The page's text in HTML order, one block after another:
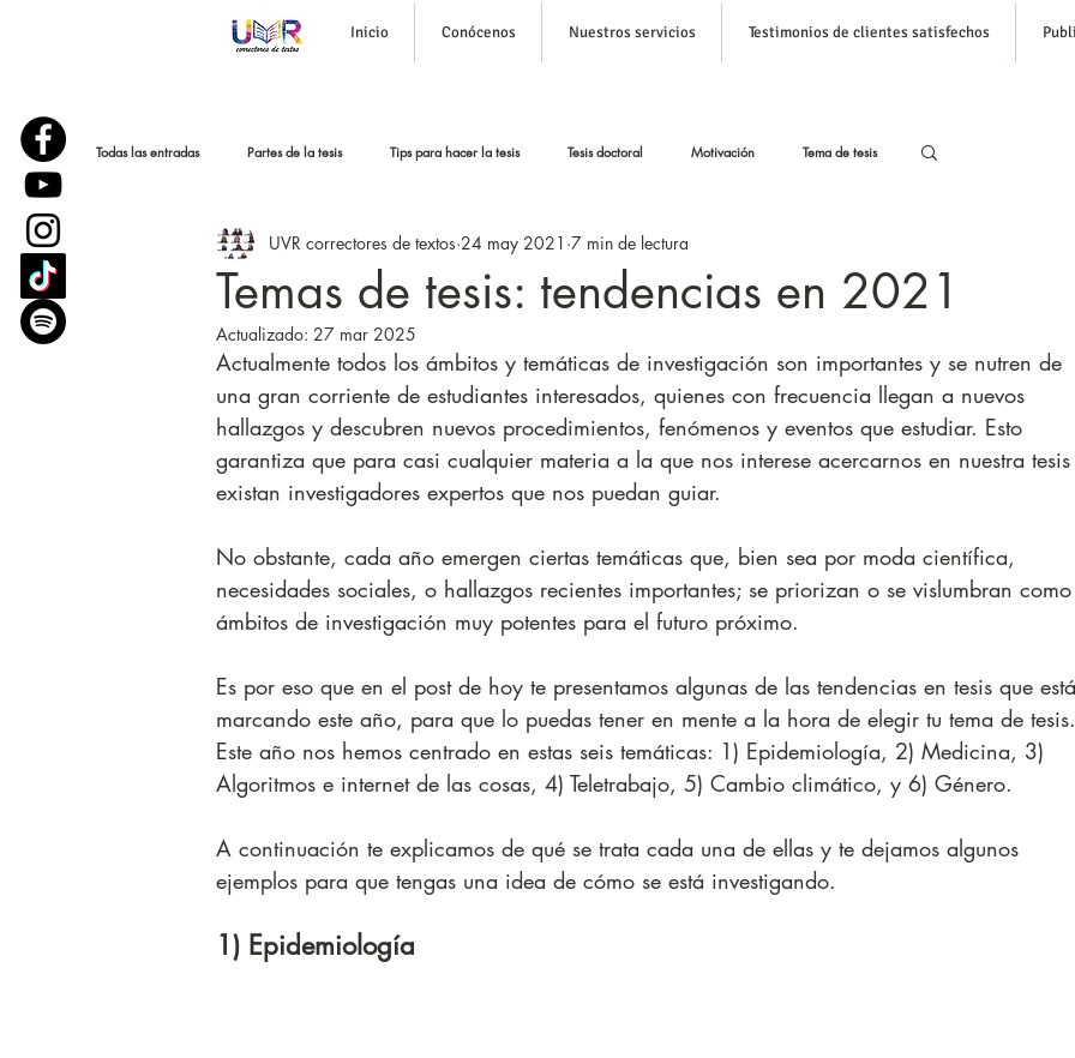
Inicio Conócenos Nuestros servicios Testimonios de clientes satisfechos
Todas las entradas Partes de la tesis Tips para hacer la tesis Tesis doctoral Motivación Tema de tesis
Corrección de estilo Historias reales Podcast para tesistas Tesis con Inteligencia Artificial
Parafraseo y bajar el plagio Sustentación o defensa de tesis
Temas de tesis: tendencias en 2021
UVR correctores de textos 24 may 2021 7 min de lectura
Actualizado: 27 mar 2025
Actualmente todos los ámbitos y temáticas de investigación son importantes y se nutren de
una gran corriente de estudiantes interesados, quienes con frecuencia llegan a nuevos
hallazgos y descubren nuevos procedimientos, fenómenos y eventos que estudiar. Esto
garantiza que para casi cualquier materia a la que nos interese acercarnos en nuestra
existan investigadores expertos que nos puedan guiar.
No obstante, cada año emergen ciertas temáticas que, bien sea por moda científica,
necesidades sociales, o hallazgos recientes importantes; se priorizan o se vislumbran
ámbitos de investigación muy potentes para el futuro próximo.
Es por eso que en el post de hoy te presentamos algunas de las tendencias en tesis que
marcando este año, para que lo puedas tener en mente a la hora de elegir tu tema de
Este año nos hemos centrado en estas seis temáticas: 1) Epidemiología, 2) Medicina, 3)
Algoritmos e internet de las cosas, 4) Teletrabajo, 5) Cambio climático, y 6) Género.
A continuación te explicamos de qué se trata cada una de ellas y te dejamos algunos
ejemplos para que tengas una idea de cómo se está investigando.
1) Epidemiología